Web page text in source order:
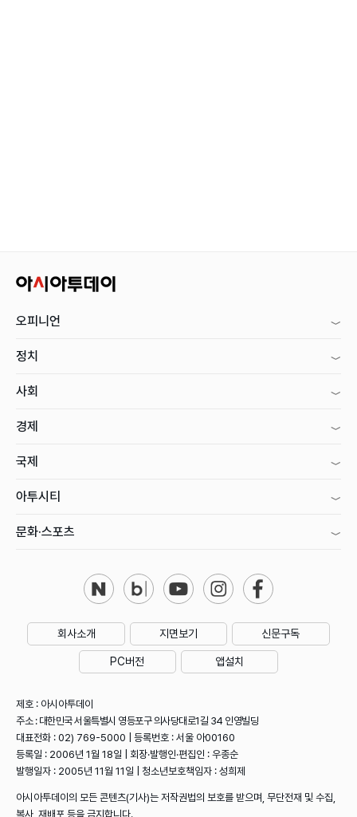
오피니언
정치
사회
경제
국제
아투시티
문화·스포츠
회사소개 지면보기 신문구독
PC버전 앱설치
제호 : 아시아투데이
주소 : 대한민국 서울특별시 영등포구 의사당대로1길 34 인영빌딩
대표전화 : 02) 769-5000 | 등록번호 : 서울 아00160
등록일 : 2006년 1월 18일 | 회장·발행인·편집인 : 우종순
발행일자 : 2005년 11월 11일 | 청소년보호책임자 : 성희제
아시아투데이의 모든 콘텐츠(기사)는 저작권법의 보호를 받으며, 무단전재 및 수집,
복사, 재배포 등을 금지합니다.